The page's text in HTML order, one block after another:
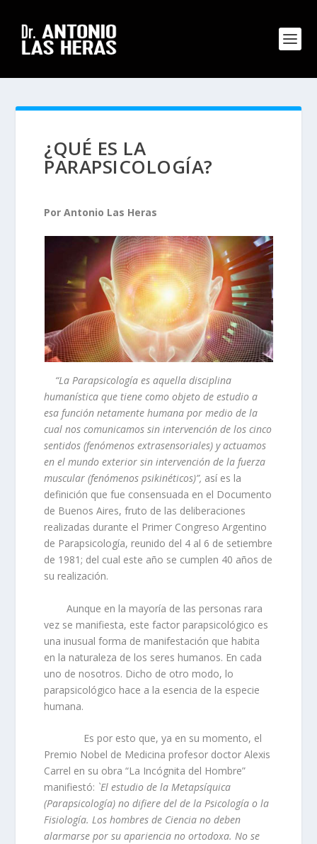
¿QUÉ ES LA
PARAPSICOLOGÍA?
Por Antonio Las Heras
“La Parapsicología es aquella disciplina
humanística que tiene como objeto de estudio a
esa función netamente humana por medio de la
cual nos comunicamos sin intervención de los cinco
sentidos (fenómenos extrasensoriales) y actuamos
en el mundo exterior sin intervención de la fuerza
muscular (fenómenos psikinéticos)”, así es la
definición que fue consensuada en el Documento
de Buenos Aires, fruto de las deliberaciones
realizadas durante el Primer Congreso Argentino
de Parapsicología, reunido del 4 al 6 de setiembre
de 1981; del cual este año se cumplen 40 años de
su realización.
Aunque en la mayoría de las personas rara
vez se manifiesta, este factor parapsicológico es
una inusual forma de manifestación que habita
en la naturaleza de los seres humanos. En cada
uno de nosotros. Dicho de otro modo, lo
parapsicológico hace a la esencia de la especie
humana.
Es por esto que, ya en su momento, el
Premio Nobel de Medicina profesor doctor Alexis
Carrel en su obra “La Incógnita del Hombre”
manifiestó: `El estudio de la Metapsíquica
(Parapsicología) no difiere del de la Psicología o la
Fisiología. Los hombres de Ciencia no deben
alarmarse por su apariencia no ortodoxa. No se